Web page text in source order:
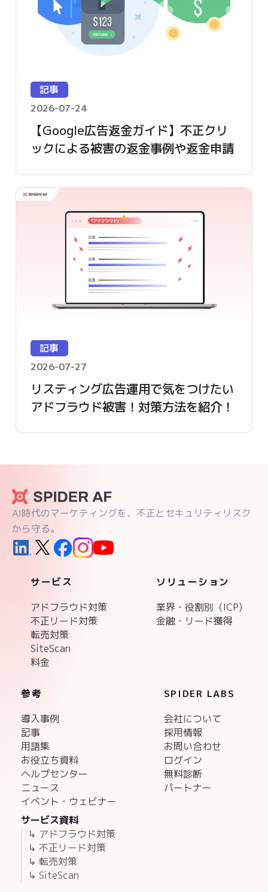
記事
2026-07-24
【Google広告返金ガイド】不正クリ
ックによる被害の返金事例や返金申請
記事
2026-07-27
リスティング広告運用で気をつけたい
アドフラウド被害！対策方法を紹介！
AI時代のマーケティングを、不正とセキュリティリスク
から守る。
サービス
アドフラウド対策
不正リード対策
転売対策
SiteScan
料金
ソリューション
業界・役割別（ICP)
金融・リード獲得
参考
導入事例
記事
用語集
お役立ち資料
ヘルプセンター
ニュース
イベント・ウェビナー
サービス資料
↳ アドフラウド対策
↳ 不正リード対策
↳ 転売対策
↳ SiteScan
SPIDER LABS
会社について
採用情報
お問い合わせ
ログイン
無料診断
パートナー